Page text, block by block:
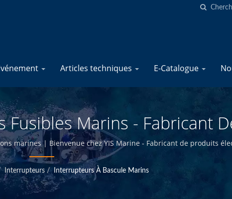
Articles techniques E-Catalogue
Marins - Fabricant
Marins | YIS Marine
marines | Bienvenue chez YIS Marine - Fabricant de produits
Interrupteurs / Interrupteurs À Bascule Marins